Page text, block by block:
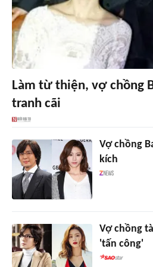
Làm từ thiện, vợ chồng
tranh cãi
Vợ chồng
kích
Vợ chồng
'tấn công'